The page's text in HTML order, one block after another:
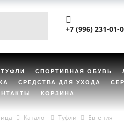
+7 (996) 231-01-
ТУФЛИ СПОРТИВНАЯ ОБУВЬ
СРЕДСТВА ДЛЯ УХОДА
КОРЗИНА
Каталог Туфли Евгения